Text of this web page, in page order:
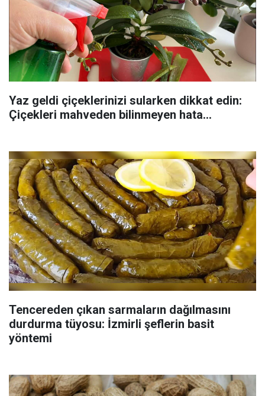
Yaz geldi çiçeklerinizi sularken dikkat edin:
Çiçekleri mahveden bilinmeyen hata...
Tencereden çıkan sarmaların dağılmasını
durdurma tüyosu: İzmirli şeflerin basit
yöntemi